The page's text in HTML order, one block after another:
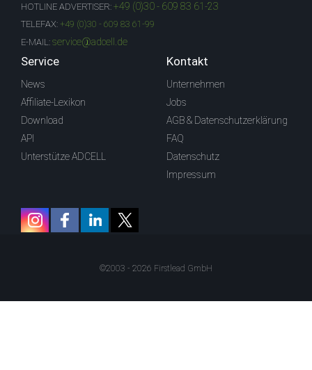
HOTLINE ADVERTISER: +49 (0)30 - 609 83 61-23
TELEFAX: +49 (0)30 - 609 83 61-99
E-MAIL: service@adcell.de
Service
News
Affiliate-Lexikon
Download
API
Unterstütze ADCELL
Kontakt
Unternehmen
Jobs
AGB & Datenschutzerklärung
FAQ
Datenschutz
Impressum
©2003 - 2026 Firstlead GmbH